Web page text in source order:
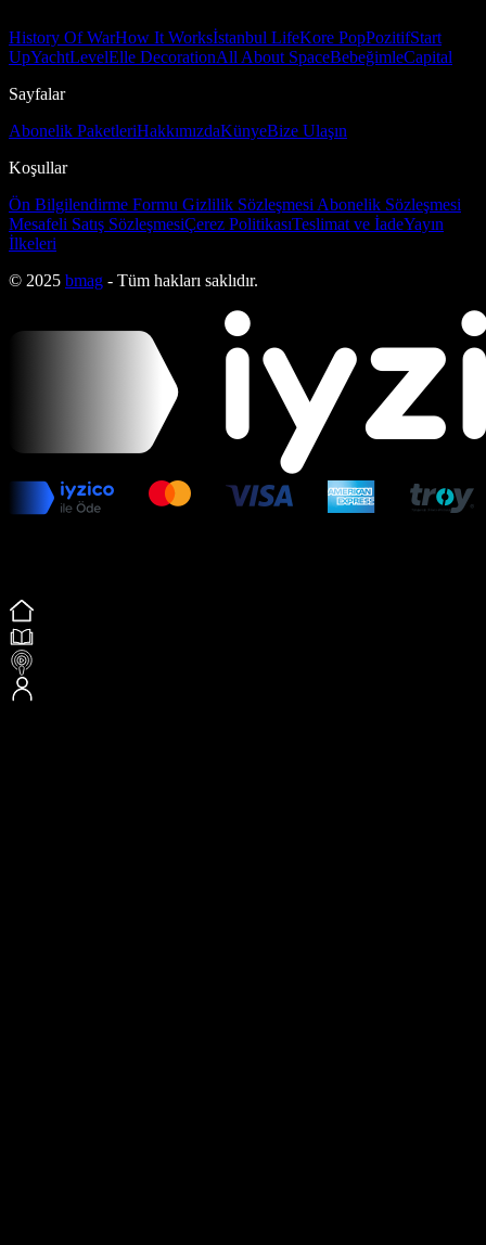
History Of WarHow It Worksİstanbul LifeKore PopPozitifStart
UpYachtLevelElle DecorationAll About SpaceBebeğimleCapital
Sayfalar
Abonelik PaketleriHakkımızdaKünyeBize Ulaşın
Koşullar
Ön Bilgilendirme Formu Gizlilik Sözleşmesi Abonelik Sözleşmesi
Mesafeli Satış SözleşmesiÇerez PolitikasıTeslimat ve İadeYayın
İlkeleri
© 2025 bmag - Tüm hakları saklıdır.